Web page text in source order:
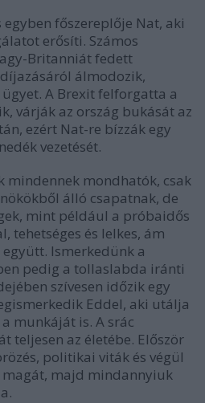
főszereplője Nat, aki
erősíti. Számos
Britanniát fedett
álmodozik,
A Brexit felforgatta a
várják az ország bukását az
ezért Nat-re bízzák egy
vezetését.
mindennek mondhatók, csak
álló csapatnak, de
mint például a próbaidős
tehetséges és lelkes, ám
Ismerkedünk a
pedig a tollaslabda iránti
szívesen időzik egy
Eddel, aki utálja
munkáját is. A srác
teljesen az életébe. Először
politikai viták és végül
majd mindannyiuk